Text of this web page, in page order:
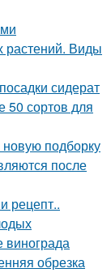
растений. Виды
сидерат
50 сортов для
подборку
после
рецепт..
обрезка